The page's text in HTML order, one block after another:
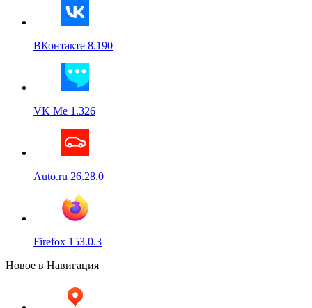
ВКонтакте 8.190
VK Me 1.326
Auto.ru 26.28.0
Firefox 153.0.3
Новое в Навигация